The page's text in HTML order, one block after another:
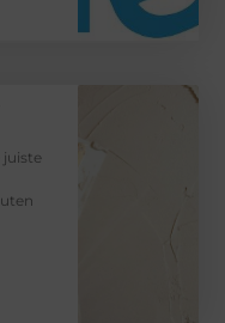
juiste